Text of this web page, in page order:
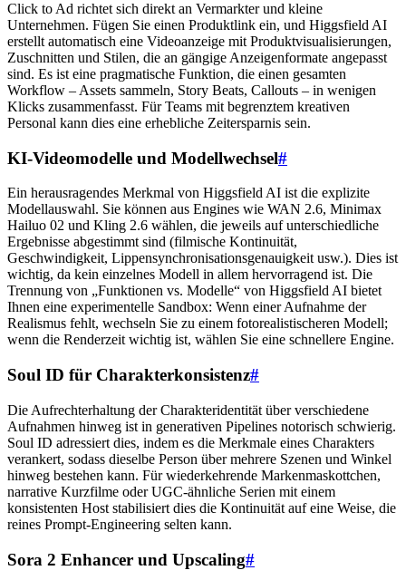
Click to Ad richtet sich direkt an Vermarkter und kleine
Unternehmen. Fügen Sie einen Produktlink ein, und Higgsfield AI
erstellt automatisch eine Videoanzeige mit Produktvisualisierungen,
Zuschnitten und Stilen, die an gängige Anzeigenformate angepasst
sind. Es ist eine pragmatische Funktion, die einen gesamten
Workflow – Assets sammeln, Story Beats, Callouts – in wenigen
Klicks zusammenfasst. Für Teams mit begrenztem kreativen
Personal kann dies eine erhebliche Zeitersparnis sein.
KI-Videomodelle und Modellwechsel#
Ein herausragendes Merkmal von Higgsfield AI ist die explizite
Modellauswahl. Sie können aus Engines wie WAN 2.6, Minimax
Hailuo 02 und Kling 2.6 wählen, die jeweils auf unterschiedliche
Ergebnisse abgestimmt sind (filmische Kontinuität,
Geschwindigkeit, Lippensynchronisationsgenauigkeit usw.). Dies ist
wichtig, da kein einzelnes Modell in allem hervorragend ist. Die
Trennung von „Funktionen vs. Modelle“ von Higgsfield AI bietet
Ihnen eine experimentelle Sandbox: Wenn einer Aufnahme der
Realismus fehlt, wechseln Sie zu einem fotorealistischeren Modell;
wenn die Renderzeit wichtig ist, wählen Sie eine schnellere Engine.
Soul ID für Charakterkonsistenz#
Die Aufrechterhaltung der Charakteridentität über verschiedene
Aufnahmen hinweg ist in generativen Pipelines notorisch schwierig.
Soul ID adressiert dies, indem es die Merkmale eines Charakters
verankert, sodass dieselbe Person über mehrere Szenen und Winkel
hinweg bestehen kann. Für wiederkehrende Markenmaskottchen,
narrative Kurzfilme oder UGC-ähnliche Serien mit einem
konsistenten Host stabilisiert dies die Kontinuität auf eine Weise, die
reines Prompt-Engineering selten kann.
Sora 2 Enhancer und Upscaling#